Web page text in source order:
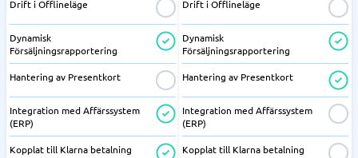
Drift i Offlineläge
Dynamisk
Försäljningsrapportering
Hantering av Presentkort
Integration med Affärssystem
(ERP)
Kopplat till Klarna betalning
Drift i Offlineläge
Dynamisk
Försäljningsrapportering
Hantering av Presentkort
Integration med Affärssystem
(ERP)
Kopplat till Klarna betalning